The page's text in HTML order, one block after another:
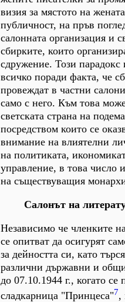
визия за мястото на
публичност, на пръв
салонната организация и
сбирките, които
сдружение. Този парадокс
всичко поради факта, че
провеждат в частни
само с него. Към това
светската страна на
посредством които се
внимание на влиятелни
на политиката,
управление, в това число
на съществуващия
Салонът на
Независимо че членките
се опитват да осигурят
за дейността си, като
различни държавни и
до 07.10.1944 г., когато се
сладкарница "Принцеса"7,